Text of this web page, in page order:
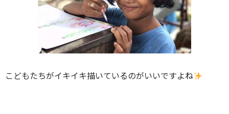
こどもたちがイキイキ描いているのがいいですよね